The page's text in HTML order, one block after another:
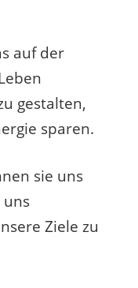
auf der
gestalten,
sparen.
sie uns
Ziele zu